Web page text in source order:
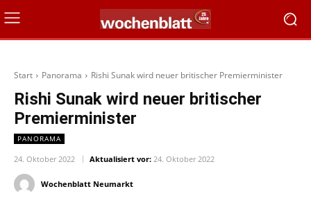
Start Panorama Rishi Sunak wird neuer britischer Premierminister
Rishi Sunak wird neuer britischer
Premierminister
PANORAMA
24. Oktober 2022 Aktualisiert vor: 24. Oktober 2022
Wochenblatt Neumarkt